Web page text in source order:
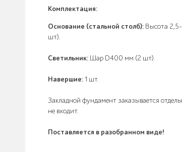
Комплектация:
Основание (стальной столб): Высота
шт).
Светильник: Шар D400 мм (2 шт).
Навершие:1 шт.
Закладной фундамент заказывается
не входит.
Поставляется в разобранном виде!